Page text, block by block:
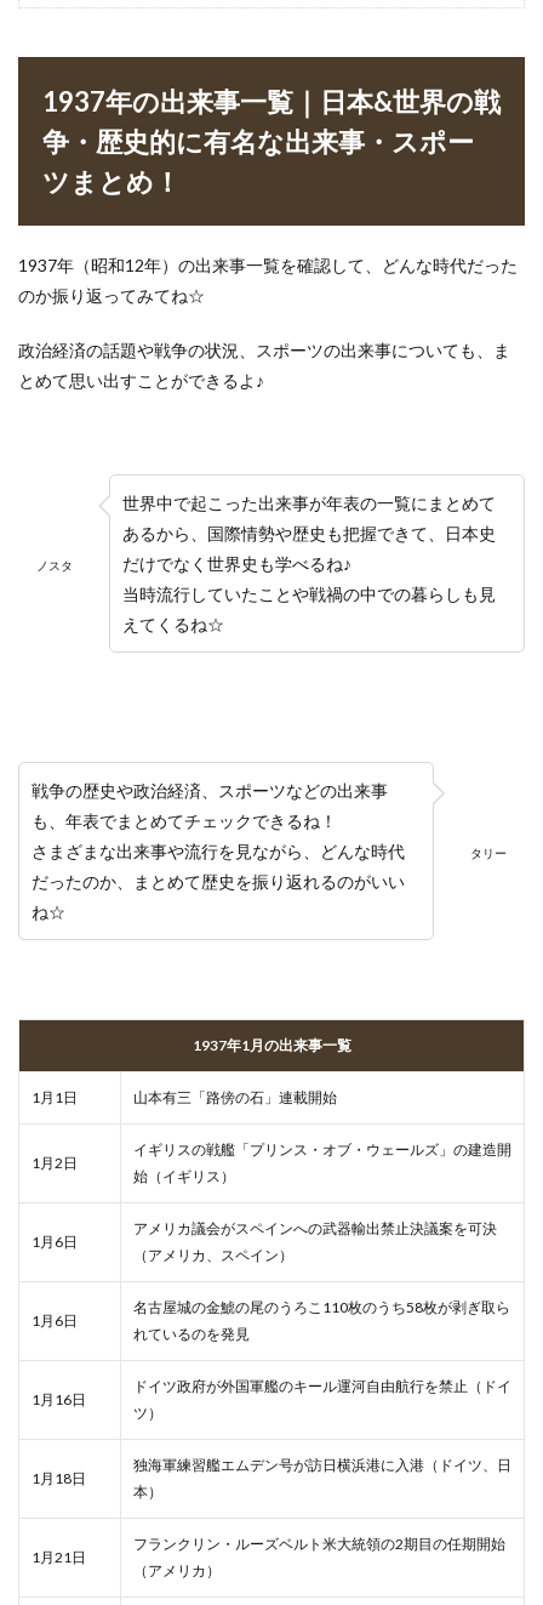
1937年の出来事一覧｜日本&世界の戦
争・歴史的に有名な出来事・スポー
ツまとめ！
1937年（昭和12年）の出来事一覧を確認して、どんな時代だった
のか振り返ってみてね☆
政治経済の話題や戦争の状況、スポーツの出来事についても、ま
とめて思い出すことができるよ♪
ノスタ
世界中で起こった出来事が年表の一覧にまとめて
あるから、国際情勢や歴史も把握できて、日本史
だけでなく世界史も学べるね♪
当時流行していたことや戦禍の中での暮らしも見
えてくるね☆
タリー
戦争の歴史や政治経済、スポーツなどの出来事
も、年表でまとめてチェックできるね！
さまざまな出来事や流行を見ながら、どんな時代
だったのか、まとめて歴史を振り返れるのがいい
ね☆
1937年1月の出来事一覧
1月1日 山本有三「路傍の石」連載開始
1月2日
イギリスの戦艦「プリンス・オブ・ウェールズ」の建造開
始（イギリス）
1月6日
アメリカ議会がスペインへの武器輸出禁止決議案を可決
（アメリカ、スペイン）
1月6日
名古屋城の金鯱の尾のうろこ110枚のうち58枚が剥ぎ取ら
れているのを発見
1月16日
ドイツ政府が外国軍艦のキール運河自由航行を禁止（ドイ
ツ）
1月18日
独海軍練習艦エムデン号が訪日横浜港に入港（ドイツ、日
本）
1月21日
フランクリン・ルーズベルト米大統領の2期目の任期開始
（アメリカ）